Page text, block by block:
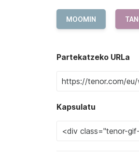
MOOMIN
Partekatzeko URLa
Kapsulatu